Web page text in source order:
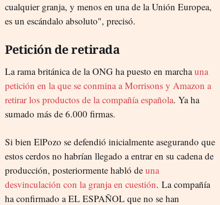
cualquier granja, y menos en una de la Unión Europea,
es un escándalo absoluto", precisó.
Petición de retirada
La rama británica de la ONG ha puesto en marchauna
petición en la que se conmina a Morrisons y Amazon a
retirar los productos de la compañía española. Ya ha
sumado más de 6.000 firmas.
Si bien ElPozo se defendió inicialmente asegurando que
estos cerdos no habrían llegado a entrar en su cadena de
producción, posteriormente habló de una
desvinculación con la granja en cuestión. La compañía
ha confirmado a EL ESPAÑOL que no se han